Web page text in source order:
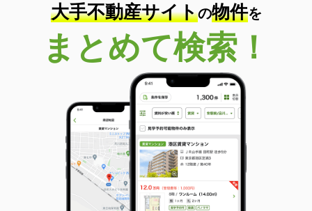
大手不動産サイトの物件を
まとめて検索！